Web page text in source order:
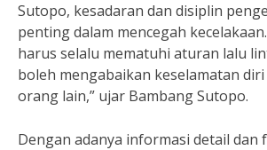
Sutopo, kesadaran dan disiplin
penting dalam mencegah
harus selalu mematuhi aturan lalu
boleh mengabaikan keselamatan
orang lain,” ujar Bambang Sutopo.
Dengan adanya informasi detail dan